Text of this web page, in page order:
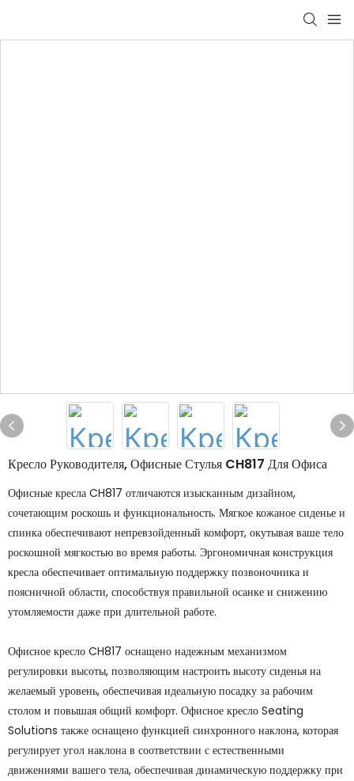
Кресло Руководителя, Офисные Стулья CH817 Для Офиса
Офисные кресла CH817 отличаются изысканным дизайном,
сочетающим роскошь и функциональность. Мягкое кожаное сиденье и
спинка обеспечивают непревзойденный комфорт, окутывая ваше тело
роскошной мягкостью во время работы. Эргономичная конструкция
кресла обеспечивает оптимальную поддержку позвоночника и
поясничной области, способствуя правильной осанке и снижению
утомляемости даже при длительной работе.
Офисное кресло CH817 оснащено надежным механизмом
регулировки высоты, позволяющим настроить высоту сиденья на
желаемый уровень, обеспечивая идеальную посадку за рабочим
столом и повышая общий комфорт. Офисное кресло Seating
Solutions также оснащено функцией синхронного наклона, которая
регулирует угол наклона в соответствии с естественными
движениями вашего тела, обеспечивая динамическую поддержку при